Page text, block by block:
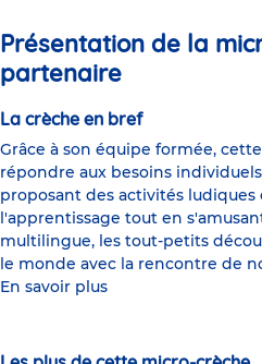
Présentation de la
partenaire
La crèche en bref
Grâce à son équipe formée,
répondre aux besoins
proposant des activités
l'apprentissage tout en
multilingue, les tout-petits
le monde avec la rencontre de
En savoir plus